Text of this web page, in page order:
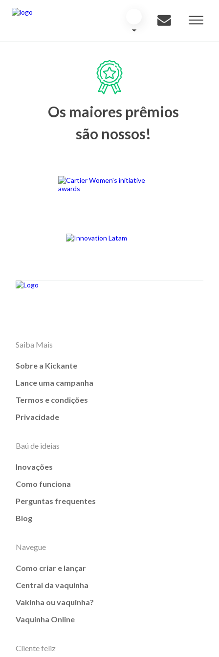
Os maiores prêmios
são nossos!
Saiba Mais
Sobre a Kickante
Lance uma campanha
Termos e condições
Privacidade
Baú de ideias
Inovações
Como funciona
Perguntas frequentes
Blog
Navegue
Como criar e lançar
Central da vaquinha
Vakinha ou vaquinha?
Vaquinha Online
Cliente feliz